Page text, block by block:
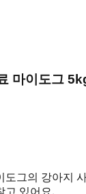
마이도그
도그의 강아지